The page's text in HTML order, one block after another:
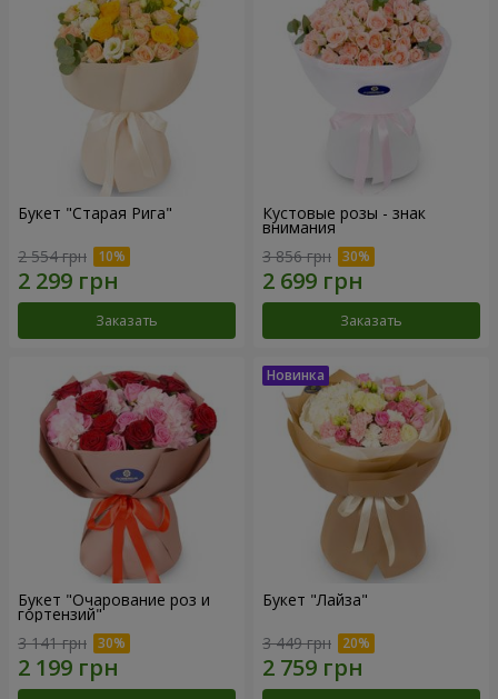
Букет "Старая Рига"
2 554 грн
Заказать
Кустовые розы - знак
внимания
3 856 грн
Заказать
Букет "Очарование роз и
гортензий"
3 141 грн
Букет "Лайза"
3 449 грн